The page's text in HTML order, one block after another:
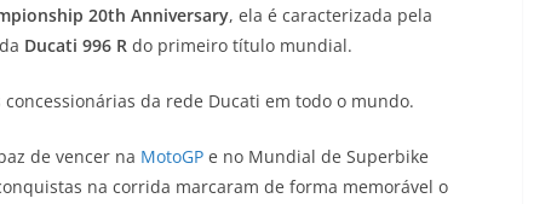
20th Anniversary, ela é caracterizada pela
Ducati 996 R do primeiro título mundial.
da rede Ducati em todo o mundo.
de vencer na MotoGP e no Mundial de Superbike
na corrida marcaram de forma memorável o